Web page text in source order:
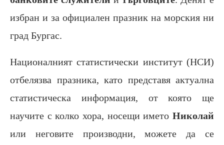
избран и за официален празник на морския ни
град Бургас.
Националният статистически институт (НСИ)
отбелязва празника, като представя актуална
статистическа информация, от която ще
научите с колко хора, носещи името Николай
или неговите производни, можете да се